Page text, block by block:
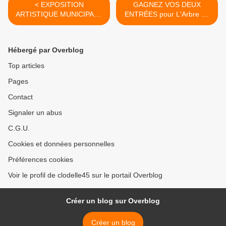
< EXPOSITION
ARTISTIQUE MUNICIPALE
au Château de St Jean le
GAGNEZ VOS DEUX
ENTRÉES pour L'Arbre en
poche //... >
Hébergé par Overblog
Top articles
Pages
Contact
Signaler un abus
C.G.U.
Cookies et données personnelles
Préférences cookies
Voir le profil de clodelle45 sur le portail Overblog
Créer un blog sur Overblog
Créer un blog